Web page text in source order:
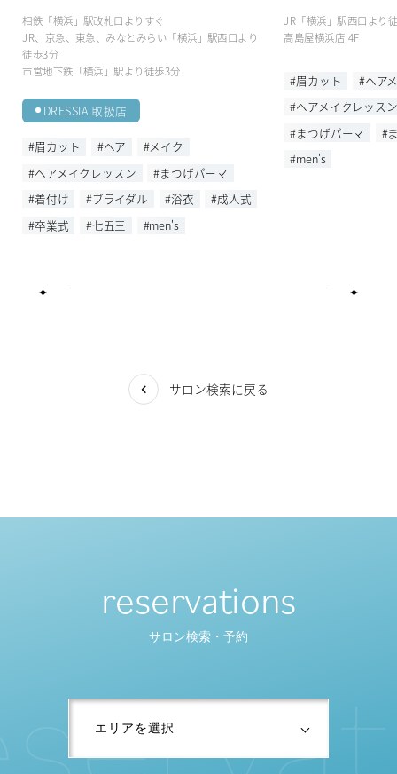
相鉄「横浜」駅改札口よりすぐ
JR、京急、東急、みなとみらい「横浜」駅西口より
徒歩3分
市営地下鉄「横浜」駅より徒歩3分
DRESSIA 取扱店
#眉カット #ヘア
#メイク
#ヘアメイクレッスン
#まつげパーマ
#着付け
#ブライダル #浴衣
#成人式
#卒業式
#七五三 #men's
JR「横浜」駅西口より
高島屋横浜店 4F
#眉カット
#ヘア
#ヘアメイクレッスン
#まつげパーマ
#
#men's
サロン検索に戻る
reservations
サロン検索・予約